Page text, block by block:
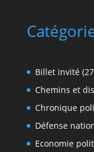
Billet invité
Chemins et
Chronique
Défense
Economie